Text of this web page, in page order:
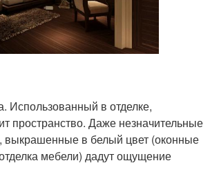
Использованный в отделке,
пространство. Даже незначительные
выкрашенные в белый цвет (оконные
мебели) дадут ощущение